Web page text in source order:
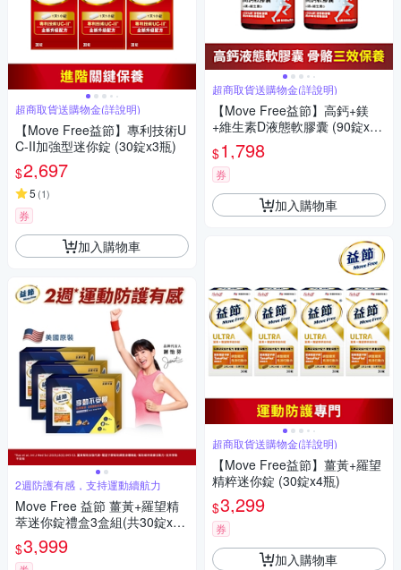
超商取貨送購物金(詳說明)
【Move Free益節】專利技術U
C-II加強型迷你錠 (30錠x3瓶)
$2,697
5 (1)
券
加入購物車
2週防護有感，支持運動續航力
Move Free 益節 薑黃+羅望精
萃迷你錠禮盒3盒組(共30錠x6
瓶)
$3,999
超商取貨送購物金(詳說明)
【Move Free益節】高鈣+鎂
+維生素D液態軟膠囊 (90錠x2
瓶)
$1,798
券
加入購物車
超商取貨送購物金(詳說明)
【Move Free益節】薑黃+羅望
精粹迷你錠 (30錠x4瓶)
$3,299
券
加入購物車